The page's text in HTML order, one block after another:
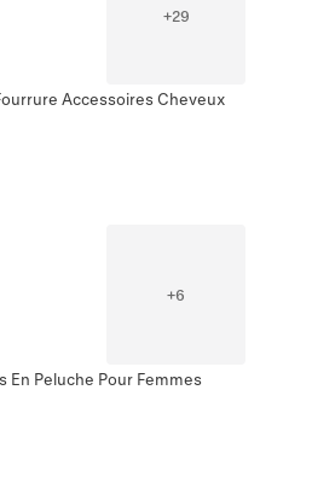
+29
Accessoires Cheveux
+6
En Peluche Pour Femmes